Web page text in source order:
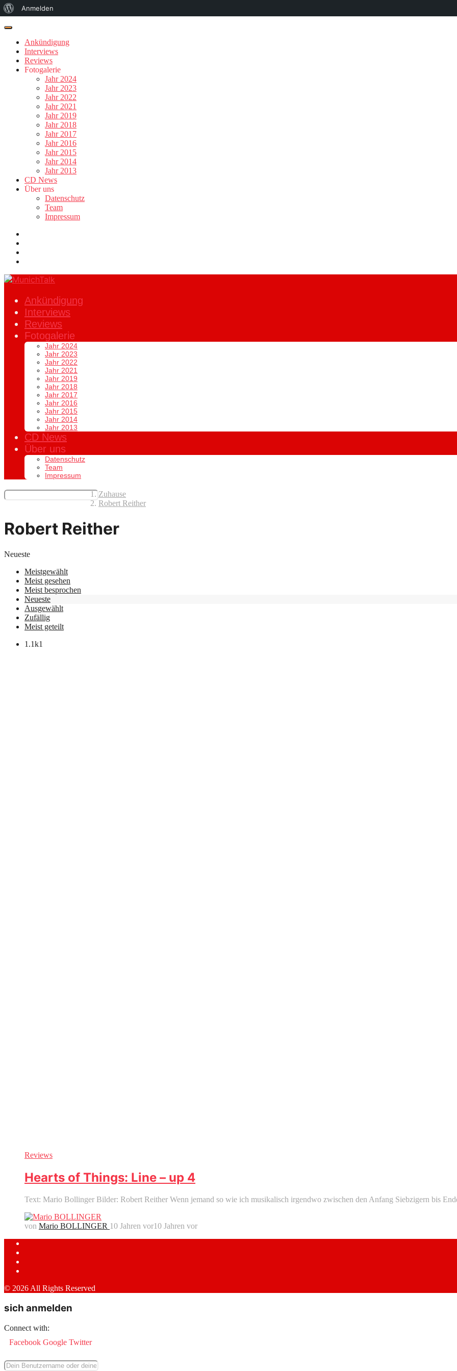
Über
Anmelden
Ankündigung
Interviews
Reviews
Fotogalerie
Jahr 2024
Jahr 2023
Jahr 2022
Jahr 2021
Jahr 2019
Jahr 2018
Jahr 2017
Jahr 2016
Jahr 2015
Jahr 2014
Jahr 2013
CD News
Über uns
Datenschutz
Team
Impressum
Ankündigung
Interviews
Reviews
Fotogalerie
Jahr 2024
Jahr 2023
Jahr 2022
Jahr 2021
Jahr 2019
Jahr 2018
Jahr 2017
Jahr 2016
Jahr 2015
Jahr 2014
Jahr 2013
CD News
Über uns
Datenschutz
Team
Impressum
Zuhause
Robert Reither
Robert Reither
Neueste
Meistgewählt
Meist gesehen
Meist besprochen
Neueste
Ausgewählt
Zufällig
Meist geteilt
1.1k1
Reviews
Hearts of Things: Line – up 4
Text: Mario Bollinger Bilder: Robert Reither Wenn jemand so wie ich musikalisch irgendwo zwischen den Anfang Siebzigern bis
von Mario BOLLINGER 10 Jahren vor10 Jahren vor
© 2026 All Rights Reserved
sich anmelden
Connect with:
Facebook Google Twitter